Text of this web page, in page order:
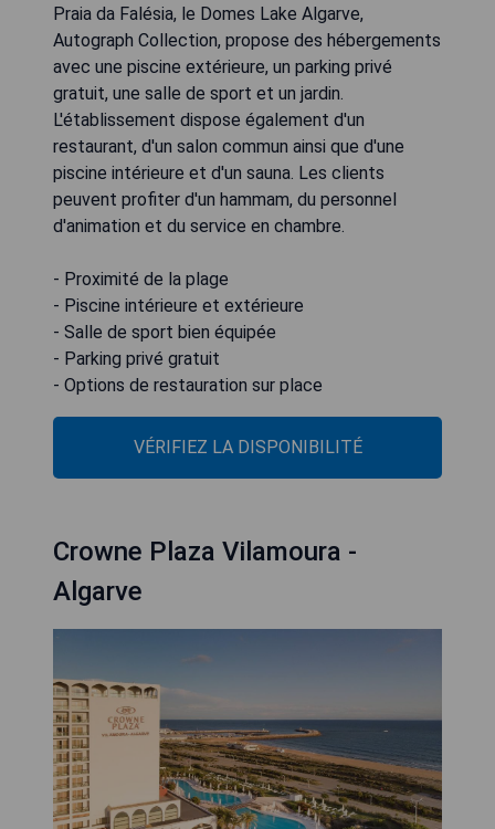
Praia da Falésia, le Domes Lake Algarve,
Autograph Collection, propose des hébergements
avec une piscine extérieure, un parking privé
gratuit, une salle de sport et un jardin.
L'établissement dispose également d'un
restaurant, d'un salon commun ainsi que d'une
piscine intérieure et d'un sauna. Les clients
peuvent profiter d'un hammam, du personnel
d'animation et du service en chambre.
- Proximité de la plage
- Piscine intérieure et extérieure
- Salle de sport bien équipée
- Parking privé gratuit
- Options de restauration sur place
VÉRIFIEZ LA DISPONIBILITÉ
Crowne Plaza Vilamoura -
Algarve